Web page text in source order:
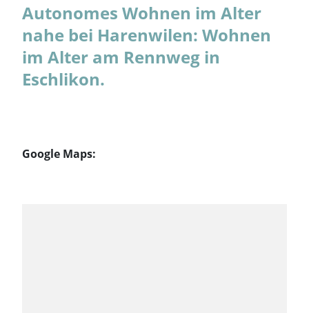
Autonomes Wohnen im Alter
nahe bei Harenwilen: Wohnen
im Alter am Rennweg in
Eschlikon.
Google Maps: